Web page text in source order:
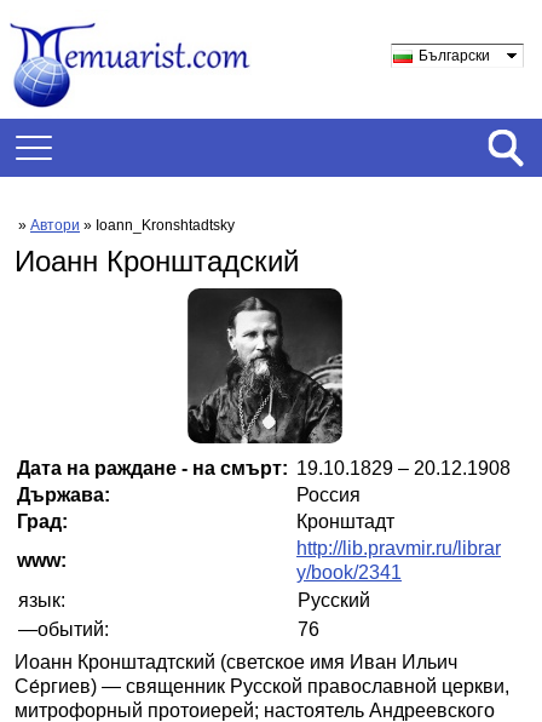
Български
» Автори » Ioann_Kronshtadtsky
Иоанн Кронштадский
Дата на раждане - на смърт: 19.10.1829 – 20.12.1908
Държава:
Россия
Град:
Кронштадт
www:
http://lib.pravmir.ru/librar
y/book/2341
язык:
Русский
—обытий:
76
Иоанн Кронштадтский (светское имя Иван Ильич
Се́ргиев) — священник Русской православной церкви,
митрофорный протоиерей; настоятель Андреевского